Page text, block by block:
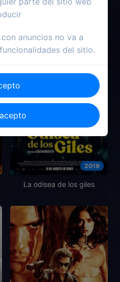
puerta roja
2019
La odisea de los giles
anuncios no va a
del sitio.